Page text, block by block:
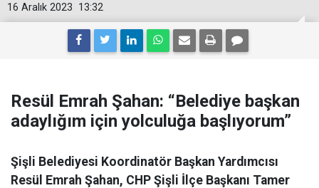
13:32
16 Aralık 2023
Resül Emrah Şahan: “Belediye başkan
adaylığım için yolculuğa başlıyorum”
Şişli Belediyesi Koordinatör Başkan Yardımcısı
Resül Emrah Şahan, CHP Şişli İlçe Başkanı Tamer